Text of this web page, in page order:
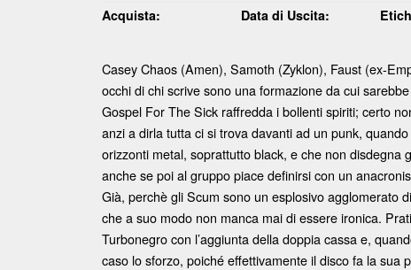
Acquista: Data di Uscita:
Casey Chaos (Amen), Samoth (Zyklon), Faust (ex-
occhi di chi scrive sono una formazione da cui
Gospel For The Sick raffredda i bollenti spiriti; certo
anzi a dirla tutta ci si trova davanti ad un punk,
orizzonti metal, soprattutto black, e che non disdegna
anche se poi al gruppo piace definirsi con un
Già, perchè gli Scum sono un esplosivo agglomerato
che a suo modo non manca mai di essere ironica.
Turbonegro con l’aggiunta della doppia cassa e,
caso lo sforzo, poiché effettivamente il disco fa la